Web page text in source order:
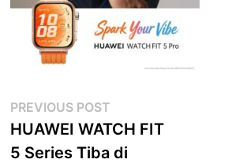
Post
navigation
PREVIOUS POST
post:
HUAWEI WATCH FIT
5 Series Tiba di